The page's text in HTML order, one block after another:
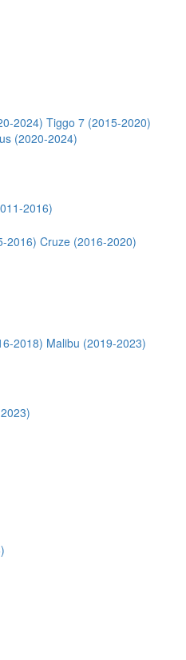
2024) Tiggo 7 (2015-2020)
(2020-2024)
2016)
2016) Cruze (2016-2020)
2018) Malibu (2019-2023)